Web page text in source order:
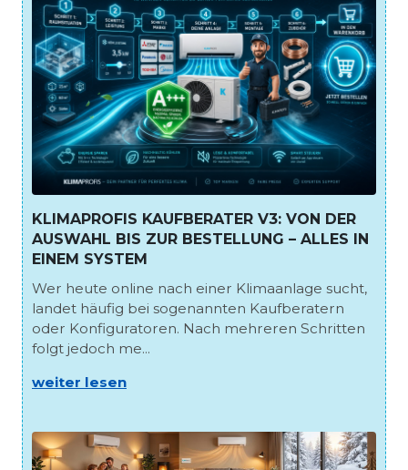
KLIMAPROFIS KAUFBERATER V3: VON DER
AUSWAHL BIS ZUR BESTELLUNG – ALLES IN
EINEM SYSTEM
Wer heute online nach einer Klimaanlage sucht,
landet häufig bei sogenannten Kaufberatern
oder Konfiguratoren. Nach mehreren Schritten
folgt jedoch me...
weiter lesen